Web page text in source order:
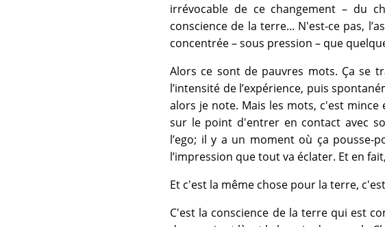
irrévocable de ce changement – du
conscience de la terre... N'est-ce pas,
concentrée – sous pression – que
Alors ce sont de pauvres mots. Ça se
l’intensité de l’expérience, puis
alors je note. Mais les mots, c'est
sur le point d'entrer en contact avec
l’ego; il y a un moment où ça pousse-
l’impression que tout va éclater. Et en
Et c'est la même chose pour la terre,
C'est la conscience de la terre qui est